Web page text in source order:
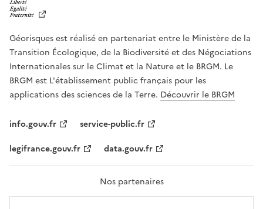
T
É
,
É
G
A
L
F
A
T
R
Géorisques est réalisé en partenariat entre le Ministère de la
Transition Écologique, de la Biodiversité et des Négociations
Internationales sur le Climat et la Nature et le BRGM. Le
BRGM est L'établissement public français pour les
applications des sciences de la Terre. Découvrir le BRGM
info.gouv.fr
service-public.fr
legifrance.gouv.fr
data.gouv.fr
Nos partenaires